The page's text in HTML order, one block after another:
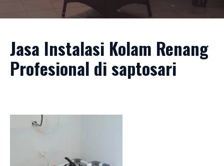
Jasa Instalasi Kolam Renang
Profesional di saptosari